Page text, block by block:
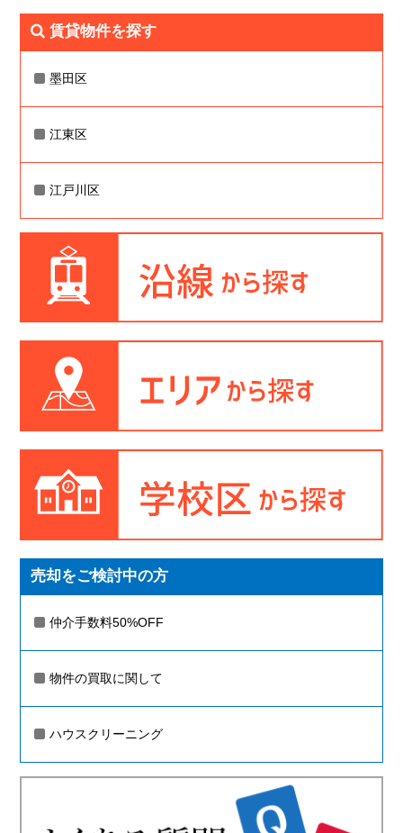
賃貸物件を探す
墨田区
江東区
江戸川区
売却をご検討中の方
仲介手数料50%OFF
物件の買取に関して
ハウスクリーニング